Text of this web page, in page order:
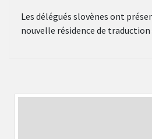
Les délégués slovènes ont
nouvelle résidence de traduction